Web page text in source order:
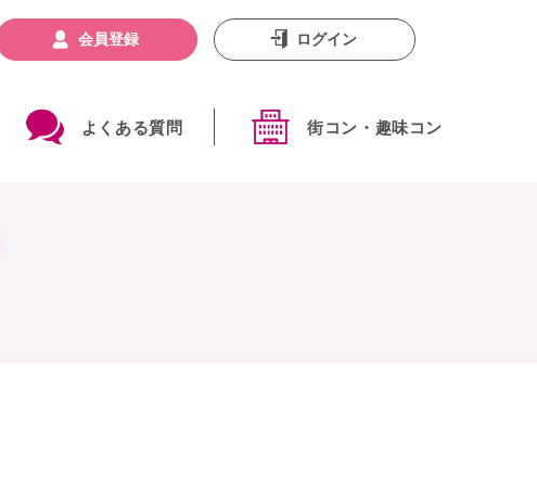
よくある質問 街コン・趣味コン
会員登録 ログイン